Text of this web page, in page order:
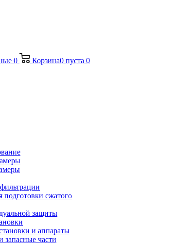
0 Корзина0 пуста 0
подготовки сжатого
защиты
и аппараты
части